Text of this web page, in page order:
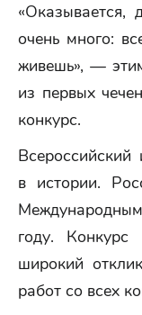
«Оказывается,
очень много:
живешь», —
из первых
конкурс.
Всероссийский
в истории.
году.
широкий
работ со всех